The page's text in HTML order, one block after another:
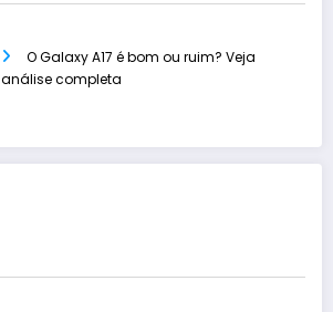
O Galaxy A17 é bom ou ruim? Veja
análise completa